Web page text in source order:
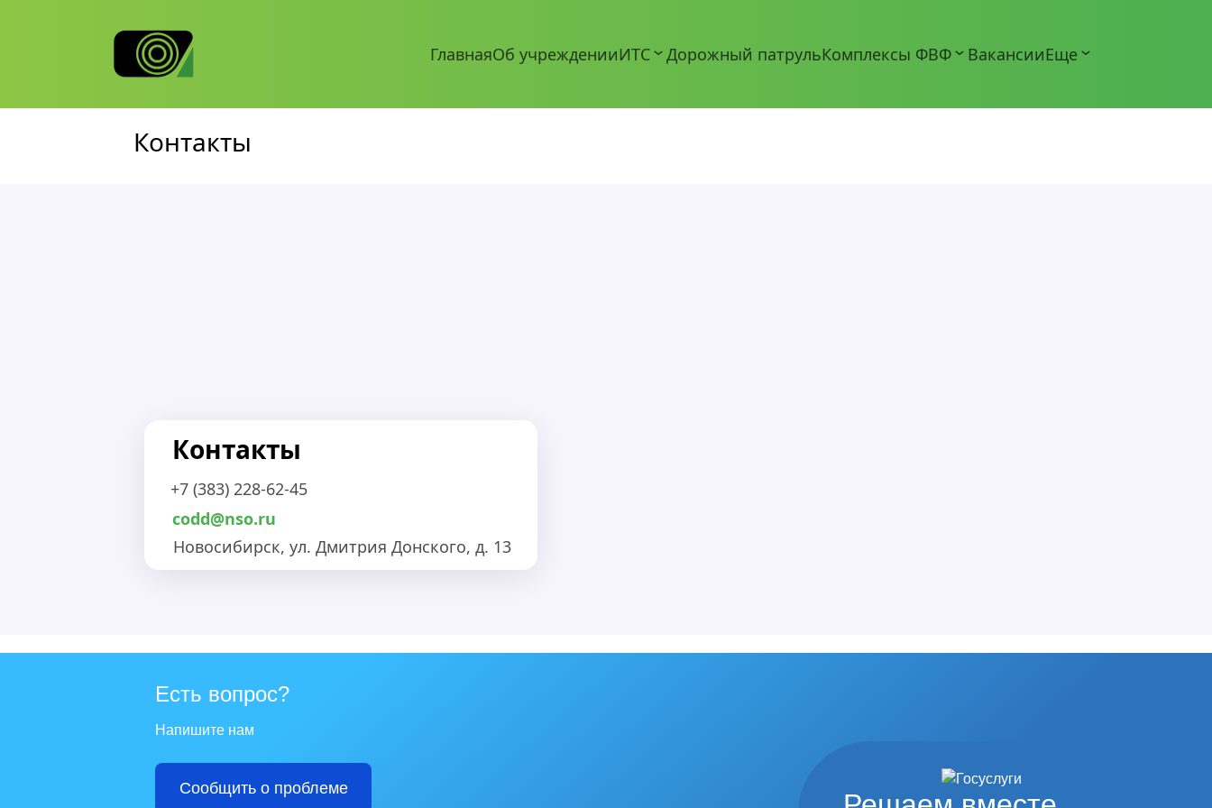
ГлавнаяОб учрежденииИТС Дорожный патрульКомплексы ФВФ ВакансииЕще
Контакты
Контакты
+7 (383) 228-62-45
codd@nso.ru
Новосибирск, ул. Дмитрия Донского, д. 13
Есть вопрос?
Напишите нам
Сообщить о проблеме